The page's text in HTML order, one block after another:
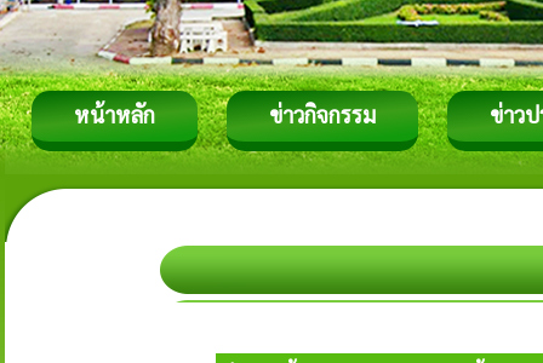
หน้าหลัก ข่าวกิจกรรม ข่าว